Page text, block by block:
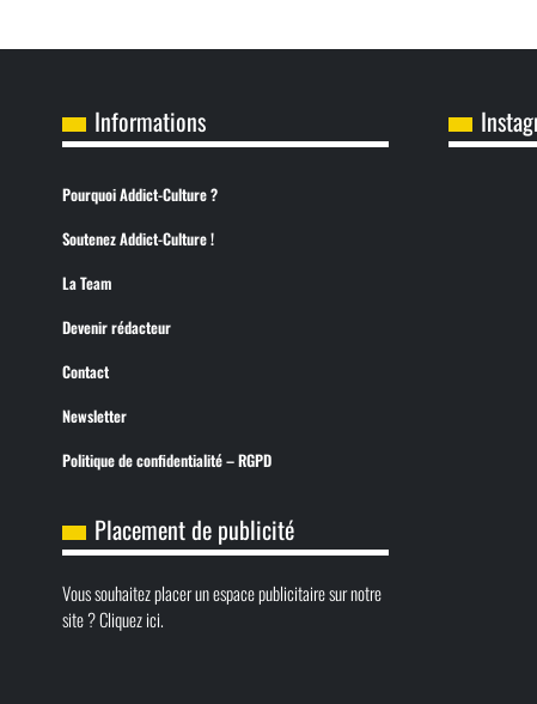
Informations
Pourquoi Addict-Culture ?
Soutenez Addict-Culture !
La Team
Devenir rédacteur
Contact
Newsletter
Politique de confidentialité – RGPD
Placement de publicité
Vous souhaitez placer un espace publicitaire sur notre
site ? Cliquez ici.